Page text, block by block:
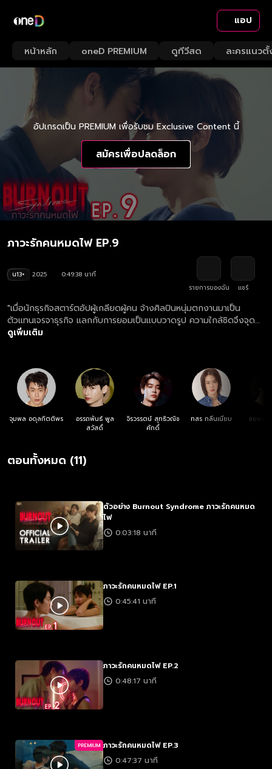
แอป
หน้าหลัก oneD PREMIUM ดูทีวีสด ละครแนวตั้
อัปเกรดเป็น PREMIUM เพื่อรับชม Exclusive Content นี้
สมัครเพื่อปลดล็อก
ภาวะรักคนหมดไฟ EP.9
น13+ 2025
0:49:38 นาที
รายการของฉัน
แชร์
"เมื่อนักธุรกิจสตาร์ตอัปผู้เกลียดผู้คน จ้างศิลปินหนุ่มตกงานมาเป็น
ตัวแทนเจรจาธุรกิจ แลกกับการยอมเป็นแบบวาดรูป ความใกล้ชิดจึงจุด
ชนวนความสัมพันธ์ต้องห้ามอันร้อนแรงและรักสามเส้าสุดซับซ้อนร่วมกับ
ดูเพิ่มเติม
จุมพล อดุลกิตติพร
อรรถพันธ์ พูล
สวัสดิ์
จิรวรรตน์ สุทธิวณิช
ศักดิ์
ทสร กลิ่นเนียม ชยพล
ตอนทั้งหมด (11)
ตัวอย่าง Burnout Syndrome ภาวะรักคนหมด
ไฟ
0:03:18 นาที
ภาวะรักคนหมดไฟ EP.1
0:45:41 นาที
ภาวะรักคนหมดไฟ EP.2
0:48:17 นาที
PREMIUM ภาวะรักคนหมดไฟ EP.3
0:47:37 นาที